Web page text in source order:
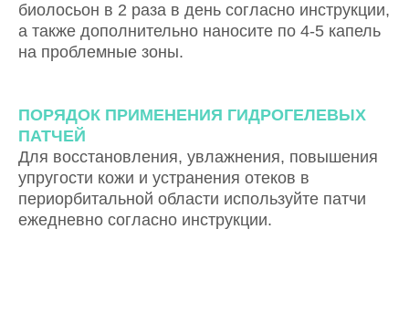
биолосьон в 2 раза в день согласно инструкции,
а также дополнительно наносите по 4-5 капель
на проблемные зоны.
ПОРЯДОК ПРИМЕНЕНИЯ ГИДРОГЕЛЕВЫХ
ПАТЧЕЙ
Для восстановления, увлажнения, повышения
упругости кожи и устранения отеков в
периорбитальной области используйте патчи
ежедневно согласно инструкции.